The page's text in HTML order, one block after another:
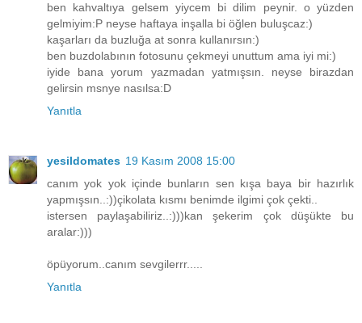
ben kahvaltıya gelsem yiycem bi dilim peynir. o yüzden
gelmiyim:P neyse haftaya inşalla bi öğlen buluşcaz:)
kaşarları da buzluğa at sonra kullanırsın:)
ben buzdolabının fotosunu çekmeyi unuttum ama iyi mi:)
iyide bana yorum yazmadan yatmışsın. neyse birazdan
gelirsin msnye nasılsa:D
Yanıtla
yesildomates 19 Kasım 2008 15:00
canım yok yok içinde bunların sen kışa baya bir hazırlık
yapmışsın..:))çikolata kısmı benimde ilgimi çok çekti..
istersen paylaşabiliriz..:)))kan şekerim çok düşükte bu
aralar:)))
öpüyorum..canım sevgilerrr.....
Yanıtla